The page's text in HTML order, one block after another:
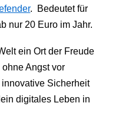
. Bedeutet für
nur 20 Euro im Jahr.
ein Ort der Freude
Angst vor
Sicherheit
digitales Leben in